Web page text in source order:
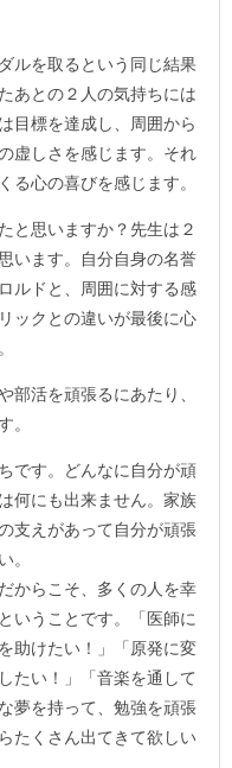
ルを取るという同じ結果
あとの２人の気持ちには
目標を達成し、周囲から
虚しさを感じます。それ
る心の喜びを感じます。
と思いますか？先生は２
います。自分自身の名誉
ルドと、周囲に対する感
ックとの違いが最後に心
部活を頑張るにあたり、
。
です。どんなに自分が頑
何にも出来ません。家族
支えがあって自分が頑張
。
からこそ、多くの人を幸
いうことです。「医師に
助けたい！」「原発に変
たい！」「音楽を通して
夢を持って、勉強を頑張
たくさん出てきて欲しい